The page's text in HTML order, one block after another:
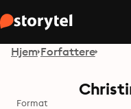
Hjem Forfattere
Format